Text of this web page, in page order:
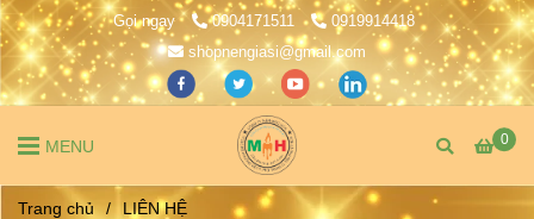
Gọi ngay 0904171511
0919914418
shopnengiasi@gmail.com
0
MENU
Trang chủ / LIÊN HỆ